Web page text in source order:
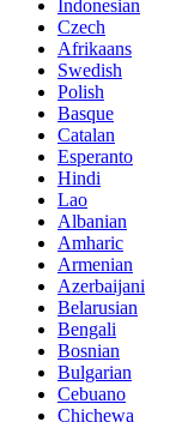
Indonesian
Czech
Afrikaans
Swedish
Polish
Basque
Catalan
Esperanto
Hindi
Lao
Albanian
Amharic
Armenian
Azerbaijani
Belarusian
Bengali
Bosnian
Bulgarian
Cebuano
Chichewa